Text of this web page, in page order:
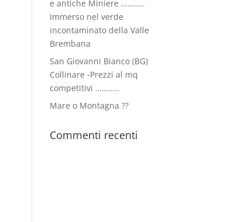
e antiche Miniere ………..
Immerso nel verde
incontaminato della Valle
Brembana
San Giovanni Bianco (BG)
Collinare -Prezzi al mq
competitivi ………..
Mare o Montagna ??
Commenti recenti